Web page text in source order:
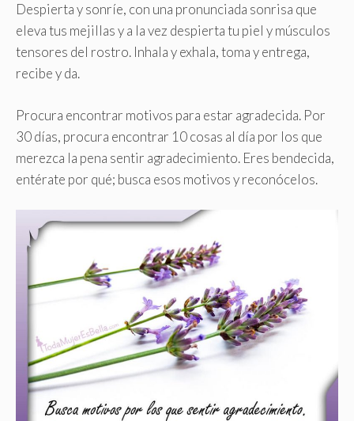
Despierta y sonríe, con una pronunciada sonrisa que
eleva tus mejillas y a la vez despierta tu piel y músculos
tensores del rostro. Inhala y exhala, toma y entrega,
recibe y da.
Procura encontrar motivos para estar agradecida. Por
30 días, procura encontrar 10 cosas al día por los que
merezca la pena sentir agradecimiento. Eres bendecida,
entérate por qué; busca esos motivos y reconócelos.